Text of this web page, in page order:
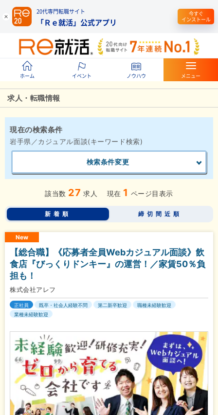
20代専門転職サイト
「Ｒｅ就活」公式アプリ
今すぐ
インストール
ホーム イベント ノウハウ メニュー
求人・転職情報
現在の検索条件
岩手県／カジュアル面談(キーワード検索)
検索条件変更
該当数 27 求人 現在 1 ページ目表示
新着順 締切間近順
New
【総合職】《応募者全員Webカジュアル面談》飲
食店『びっくりドンキー』の運営！／家賃50％負
担も！
株式会社アレフ
正社員 既卒・社会人経験不問 第二新卒歓迎
職種未経験歓迎
業種未経験歓迎